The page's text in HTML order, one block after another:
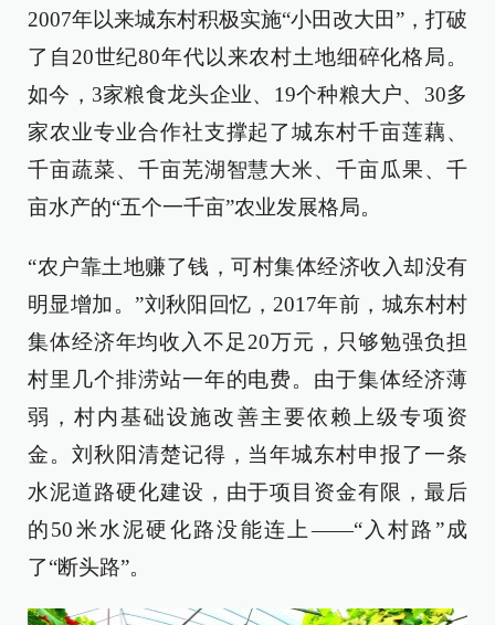
2007年以来城东村积极实施“小田改大田”，打破
了自20世纪80年代以来农村土地细碎化格局。
如今，3家粮食龙头企业、19个种粮大户、30多
家农业专业合作社支撑起了城东村千亩莲藕、
千亩蔬菜、千亩芜湖智慧大米、千亩瓜果、千
亩水产的“五个一千亩”农业发展格局。
“农户靠土地赚了钱，可村集体经济收入却没有
明显增加。”刘秋阳回忆，2017年前，城东村村
集体经济年均收入不足20万元，只够勉强负担
村里几个排涝站一年的电费。由于集体经济薄
弱，村内基础设施改善主要依赖上级专项资
金。刘秋阳清楚记得，当年城东村申报了一条
水泥道路硬化建设，由于项目资金有限，最后
的50米水泥硬化路没能连上——“入村路”成
了“断头路”。